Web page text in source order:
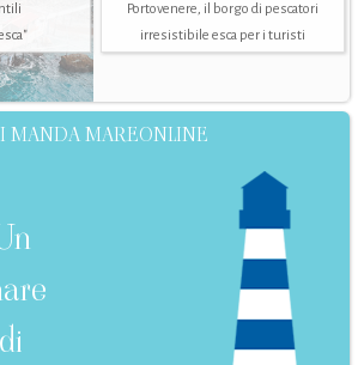
Portovenere, il borgo di pescatori
irresistibile esca per i turisti
MANDA MAREONLINE
di